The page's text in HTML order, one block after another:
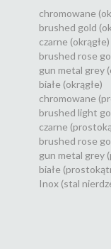
chromowane
brushed gold
czarne (okrągłe)
brushed rose
gun metal grey
białe (okrągłe)
chromowane
brushed light
czarne
brushed rose
gun metal grey
białe
Inox (stal